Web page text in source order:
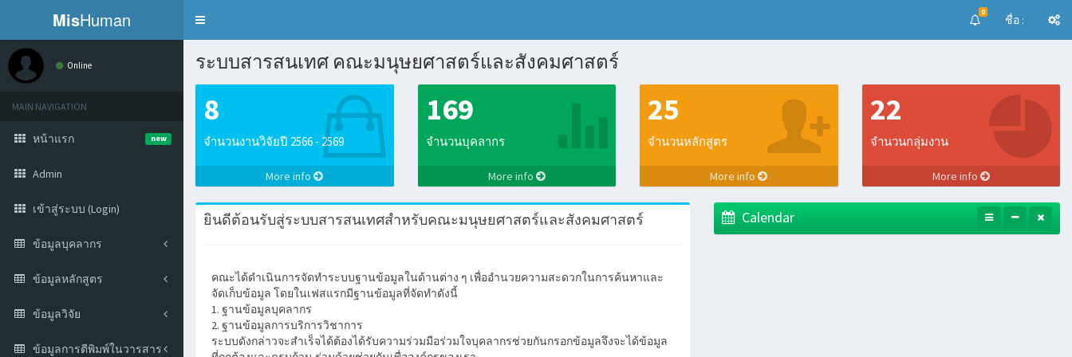
MisHuman
Toggle
0
ชื่อ :
Online
MAIN NAVIGATION
หน้าแรก new
Admin
เข้าสู่ระบบ (Login)
ข้อมูลบุคลากร
ข้อมูลหลักสูตร
ข้อมูลวิจัย
ข้อมูลการตีพิมพ์ในวารสาร
ระบบสารสนเทศ คณะมนุษยศาสตร์และสังคมศาสตร์
8
จำนวนงานวิจัยปี 2566 - 2569
More info
169
จำนวนบุคลากร
More info
25
จำนวนหลักสูตร
More info
22
จำนวนกลุ่มงาน
More info
ยินดีต้อนรับสู่ระบบสารสนเทศสำหรับคณะมนุษยศาสตร์และสังคมศาสตร์
คณะได้ดำเนินการจัดทำระบบฐานข้อมูลในด้านต่าง ๆ เพื่ออำนวยความสะดวกในการค้นหาและ
จัดเก็บข้อมูล โดยในเฟสแรกมีฐานข้อมูลที่จัดทำดังนี้
1. ฐานข้อมูลบุคลากร
2. ฐานข้อมูลการบริการวิชาการ
ระบบดังกล่าวจะสำเร็จได้ต้องได้รับความร่วมมือร่วมใจบุคลากรช่วยกันกรอกข้อมูลจึงจะได้ข้อมูล
Calendar